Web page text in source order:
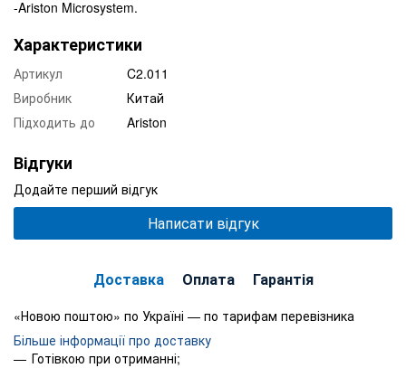
-Ariston Microsystem.
Характеристики
Артикул
C2.011
Виробник
Китай
Підходить до
Ariston
Відгуки
Додайте перший відгук
Написати відгук
Доставка Оплата Гарантія
«Новою поштою» по Україні — по тарифам перевізника
Більше інформації про доставку
Готівкою при отриманні;